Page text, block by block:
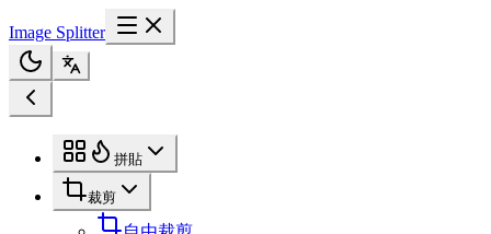
Image Splitter
拼貼
裁剪